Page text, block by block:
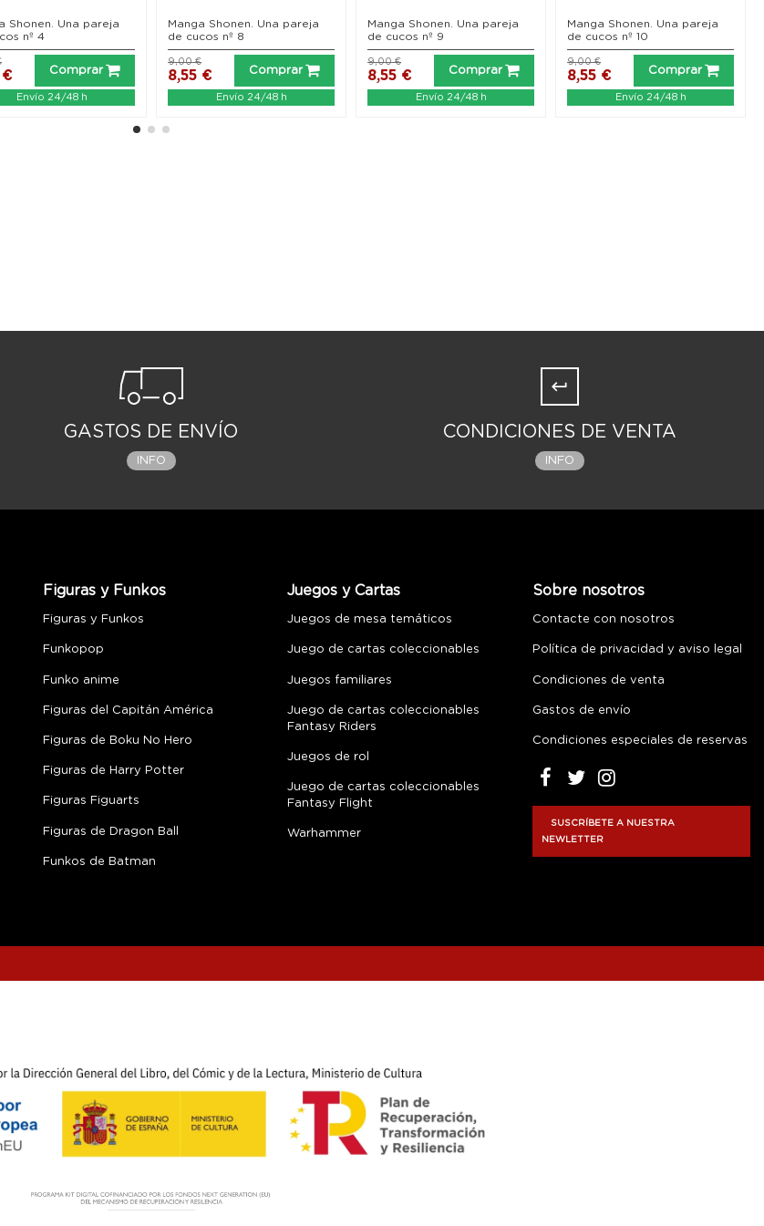
Shonen. Una pareja
nº 4
€ Comprar
Envío 24/48 h
Manga Shonen. Una pareja
de cucos nº 8
8,55 €
9,00 €
Comprar
Envío 24/48 h
Manga Shonen. Una pareja
de cucos nº 9
8,55 €
9,00 €
Comprar
Envío 24/48 h
Manga Shonen. Una pareja
de cucos nº 10
8,55 €
9,00 €
Comprar
Envío 24/48 h
GASTOS DE ENVÍO
INFO
CONDICIONES DE VENTA
INFO
Figuras y Funkos
Figuras y Funkos
Funkopop
Funko anime
Figuras del Capitán América
Figuras de Boku No Hero
Figuras de Harry Potter
Figuras Figuarts
Figuras de Dragon Ball
Funkos de Batman
Juegos y Cartas
Juegos de mesa temáticos
Juego de cartas coleccionables
Juegos familiares
Juego de cartas coleccionables
Fantasy Riders
Juegos de rol
Juego de cartas coleccionables
Fantasy Flight
Warhammer
Sobre nosotros
Contacte con nosotros
Política de privacidad y aviso legal
Condiciones de venta
Gastos de envío
Condiciones especiales de reservas
SUSCRÍBETE A NUESTRA
NEWLETTER